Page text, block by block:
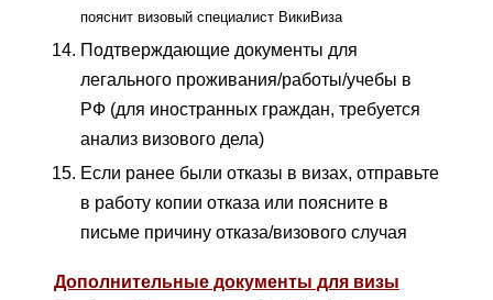
пояснит визовый специалист ВикиВиза
Подтверждающие документы для
легального проживания/работы/учебы в
РФ (для иностранных граждан, требуется
анализ визового дела)
Если ранее были отказы в визах, отправьте
в работу копии отказа или поясните в
письме причину отказа/визового случая
Дополнительные документы для визы